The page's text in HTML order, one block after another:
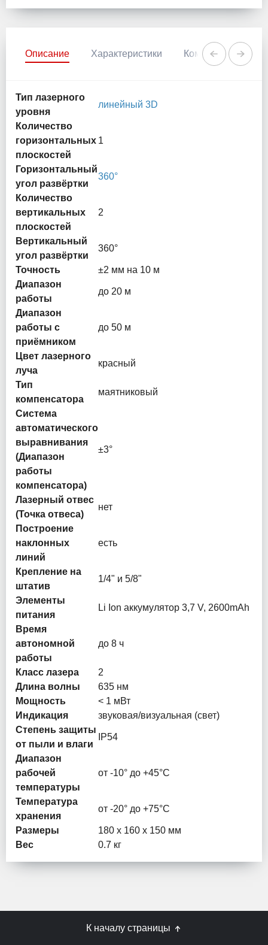
Описание Характеристики Комментарии
Тип лазерного
уровня
линейный 3D
Количество
горизонтальных
плоскостей
1
Горизонтальный
угол развёртки
360°
Количество
вертикальных
плоскостей
2
Вертикальный
угол развёртки
360°
Точность
±2 мм на 10 м
Диапазон
работы
до 20 м
Диапазон
работы с
приёмником
до 50 м
Цвет лазерного
луча
красный
Тип
компенсатора
маятниковый
Система
автоматического
выравнивания
(Диапазон
работы
компенсатора)
±3°
Лазерный отвес
(Точка отвеса)
нет
Построение
наклонных
линий
есть
Крепление на
штатив
1/4" и 5/8"
Элементы
питания
Li Ion аккумулятор 3,7 V, 2600mAh
Время
автономной
работы
до 8 ч
Класс лазера
2
Длина волны
635 нм
Мощность
< 1 мВт
Индикация
звуковая/визуальная (свет)
Степень защиты
от пыли и влаги
IP54
Диапазон
рабочей
температуры
от -10° до +45°С
Температура
хранения
от -20° до +75°С
Размеры
180 х 160 х 150 мм
Вес
0.7 кг
К началу страницы